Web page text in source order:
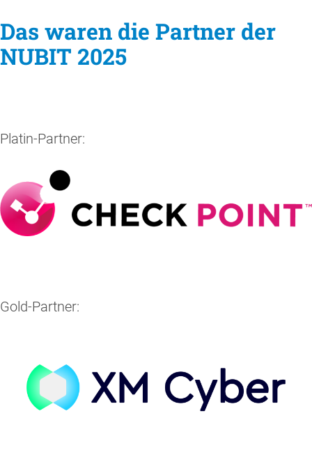
Das waren die Partner der
NUBIT 2025
Platin-Partner:
Gold-Partner: